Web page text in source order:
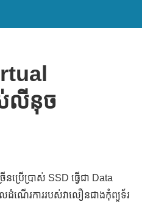
លីនុច
នប្រើប្រាស់ SSD ធ្វើជា Data
ើរការរបស់វាលឿនជាងកុំព្យូទ័រ